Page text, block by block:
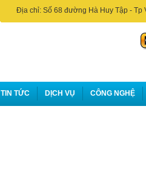
Địa chỉ: Số 68 đường Hà Huy Tập - Tp
TIN TỨC DỊCH VỤ CÔNG NGHỆ